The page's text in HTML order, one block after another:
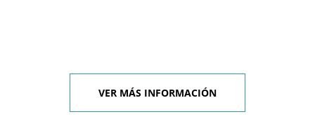
VER MÁS INFORMACIÓN